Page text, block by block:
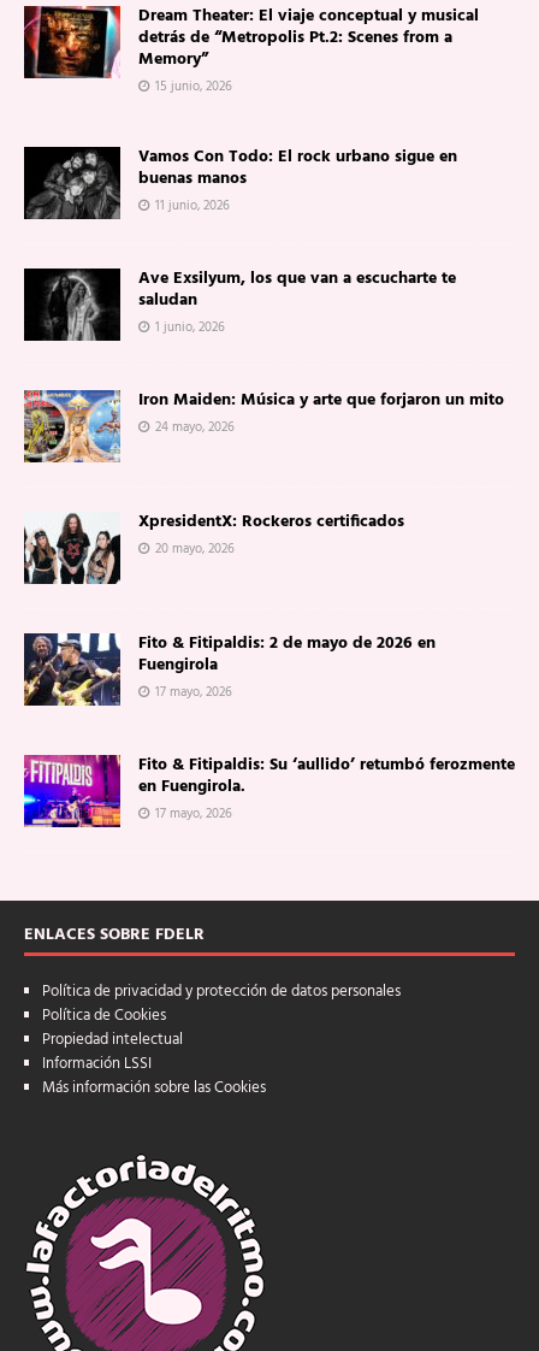
Dream Theater: El viaje conceptual y musical
detrás de “Metropolis Pt.2: Scenes from a
Memory”
15 junio, 2026
Vamos Con Todo: El rock urbano sigue en
buenas manos
11 junio, 2026
Ave Exsilyum, los que van a escucharte te
saludan
1 junio, 2026
Iron Maiden: Música y arte que forjaron un mito
24 mayo, 2026
XpresidentX: Rockeros certificados
20 mayo, 2026
Fito & Fitipaldis: 2 de mayo de 2026 en
Fuengirola
17 mayo, 2026
Fito & Fitipaldis: Su ‘aullido’ retumbó ferozmente
en Fuengirola.
17 mayo, 2026
ENLACES SOBRE FDELR
Política de privacidad y protección de datos personales
Política de Cookies
Propiedad intelectual
Información LSSI
Más información sobre las Cookies